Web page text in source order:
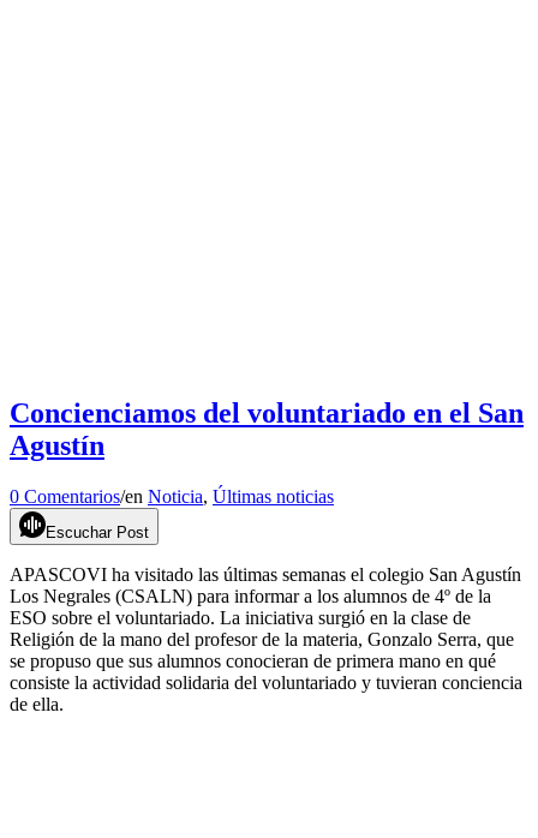
Concienciamos del voluntariado en el San
Agustín
0 Comentarios/en Noticia, Últimas noticias
Escuchar Post
APASCOVI ha visitado las últimas semanas el colegio San Agustín
Los Negrales (CSALN) para informar a los alumnos de 4º de la
ESO sobre el voluntariado. La iniciativa surgió en la clase de
Religión de la mano del profesor de la materia, Gonzalo Serra, que
se propuso que sus alumnos conocieran de primera mano en qué
consiste la actividad solidaria del voluntariado y tuvieran conciencia
de ella.